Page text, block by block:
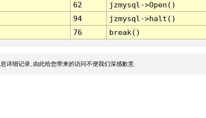
62
jzmysql->Open()
94
jzmysql->halt()
76 break()
详细记录, 由此给您带来的访问不便我们深感歉意.